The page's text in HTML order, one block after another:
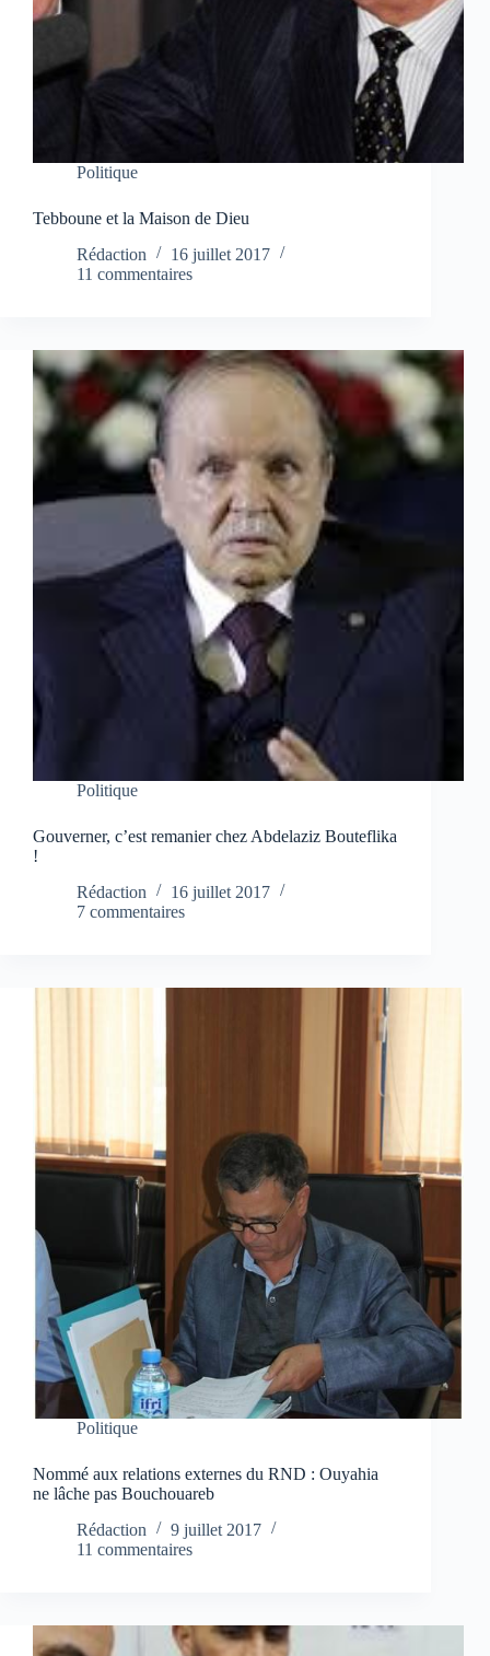
Politique
Tebboune et la Maison de Dieu
Rédaction
16 juillet 2017
11 commentaires
Politique
Gouverner, c’est remanier chez Abdelaziz Bouteflika
!
Rédaction
16 juillet 2017
7 commentaires
Politique
Nommé aux relations externes du RND : Ouyahia
ne lâche pas Bouchouareb
Rédaction
9 juillet 2017
11 commentaires